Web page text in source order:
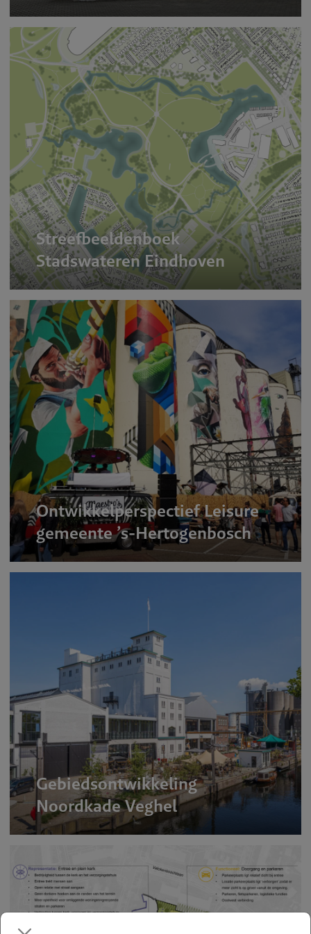
Streefbeeldenboek
Stadswateren Eindhoven
Ontwikkelperspectief Leisure
gemeente ’s-Hertogenbosch
Gebiedsontwikkeling
Noordkade Veghel